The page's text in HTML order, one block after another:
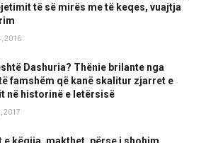
të së mirës me të keqes, vuajtja
2016
Dashuria? Thënie brilante nga
famshëm që kanë skalitur zjarret e
në historinë e letërsisë
2017